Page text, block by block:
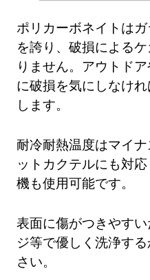
ポリカーボネイトは
を誇り、破損による
りません。アウトド
に破損を気にしなけ
します。
耐冷耐熱温度はマイ
ットカクテルにも対
機も使用可能です。
表面に傷がつきやす
ジ等で優しく洗浄す
さい。